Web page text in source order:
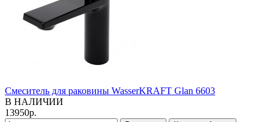
Смеситель для раковины WasserKRAFT Glan 6603
В НАЛИЧИИ
13950р.